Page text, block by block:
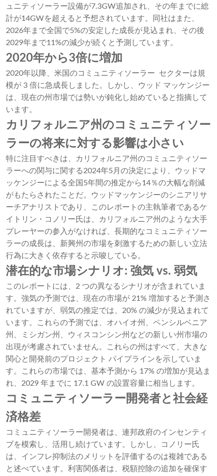
ュニティソーラー設備が7.3GW追加され、その年までに総
計が14GWを超えると予想されています。同社はまた、
2026年まで全国で5%の安定した成長が見込まれ、その後
2029年まで11%の減少が続くと予測しています。
2020年から3倍に増加
2020年以降、米国のコミュニティソーラー セクターは規
模が 3 倍に急成長しました。しかし、ウッド マッケンジー
は、現在の州市場では勢いが鈍化し始めていると指摘して
います。
カリフォルニア州のコミュニティソー
ラーの将来に対する影響は小さい
特に注目すべきは、カリフォルニア州のコミュニティソー
ラーへの関与に関する2024年5月の決定により、ウッドマ
ッケンジーによる全国5年間の推定から14％の大幅な削減
がもたらされたことだ。ウッドマッケンジーのシニアリサ
ーチアナリストであり、このレポートの主執筆者であるケ
イトリン・コノリー氏は、カリフォルニア州のような大手
プレーヤーの参入がなければ、長期的なコミュニティソー
ラーの成長は、新興州の市場を刺激するための新しい立法
行為に大きく依存すると示唆している。
潜在的な市場シナリオ: 強気 vs. 弱気
このレポートには、2 つの異なるシナリオが含まれていま
す。強気の予測では、現在の市場が 21% 増加すると予測さ
れていますが、弱気の推定では、20% の減少が見込まれて
います。これらの予測では、オハイオ州、ペンシルベニア
州、ミシガン州、ウィスコンシン州などの新しい州市場の
出現が考慮されていません。これらの州はすべて、大きな
関心と開発前のプロジェクト パイプラインを示していま
す。これらの市場では、基本予測から 17% の増加が見込ま
れ、2029 年までに 17.1 GW の設置容量に相当します。
コミュニティソーラー開発者と社会経
済格差
コミュニティソーラー開発者は、連邦政府のインセンティ
ブを模索し、活用し続けています。しかし、コノリー氏
は、インフレ抑制法のメリットを評価するのは複雑である
と述べています。利害関係者は、税額控除の追加を確保す